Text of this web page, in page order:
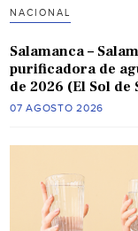
NACIONAL
Salamanca –
purificadora de
de 2026 (El Sol de
07 AGOSTO 2026